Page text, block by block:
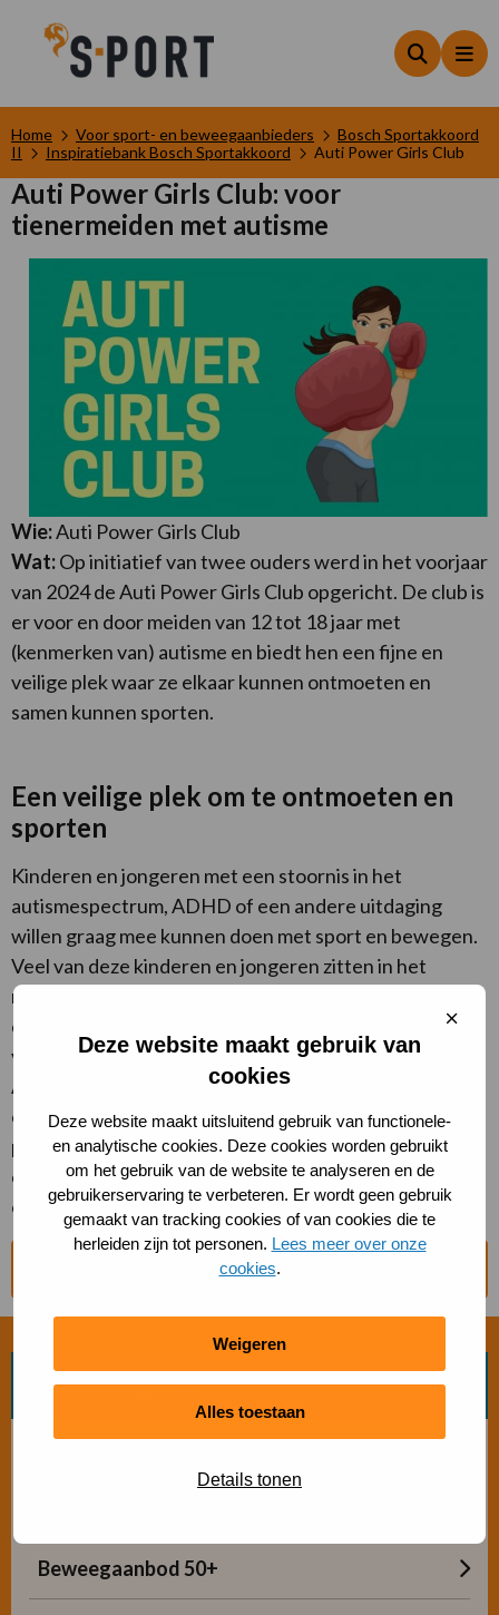
Deze website maakt gebruik van
cookies
Deze website maakt uitsluitend gebruik van functionele-
en analytische cookies. Deze cookies worden gebruikt
om het gebruik van de website te analyseren en de
gebruikerservaring te verbeteren. Er wordt geen gebruik
gemaakt van tracking cookies of van cookies die te
herleiden zijn tot personen. Lees meer over onze
cookies.
Weigeren
Alles toestaan
Details tonen
Sluit
Zoeken
Home Voor sport- en beweegaanbieders
Bosch Sportakkoord
II
Inspiratiebank Bosch Sportakkoord Auti Power Girls Club
Auti Power Girls Club: voor
tienermeiden met autisme
Wie:Auti Power Girls Club
Wat:Op initiatief van twee ouders werd in het voorjaar
van 2024 de Auti Power Girls Club opgericht. De club is
er voor en door meiden van 12 tot 18 jaar met
(kenmerken van) autisme en biedt hen een fijne en
veilige plek waar ze elkaar kunnen ontmoeten en
samen kunnen sporten.
Een veilige plek om te ontmoeten en
sporten
Kinderen en jongeren met een stoornis in het
autismespectrum, ADHD of een andere uitdaging
willen graag mee kunnen doen met sport en bewegen.
Veel van deze kinderen en jongeren zitten in het
regulier onderwijs. Hun leefwereld sluit op sociaal-
emotioneel vlak niet aan bij kinderen in sportgroepen
voor mensen met een verstandelijke beperking. De
Auti Power Girls Club biedt tienermeiden een veilige
omgeving waar ze zichzelf kunnen zijn. Onder
professionele begeleiding kunnen ze samen sporten,
ontdekken wat ze kunnen en vriendschappen
opbouwen.
Naar de website Auti Power Girls Club
Zoek beweegvorm
Beweegaanbod 50+